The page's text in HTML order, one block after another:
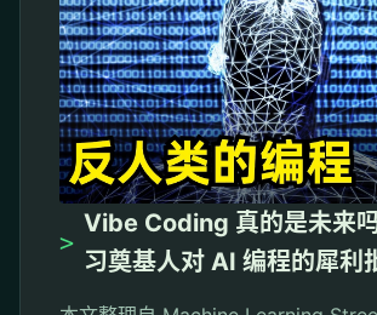
>
Vibe Coding 真的是未来
习奠基人对 AI 编程的犀利